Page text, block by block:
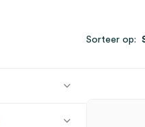
Sorteer op: